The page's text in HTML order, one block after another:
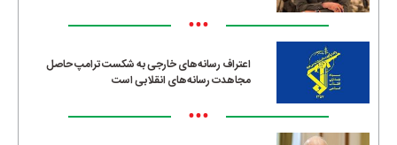
•••
اعتراف رسانه‌های خارجی به شکست ترامپ حاصل
مجاهدت رسانه‌های انقلابی است
•••